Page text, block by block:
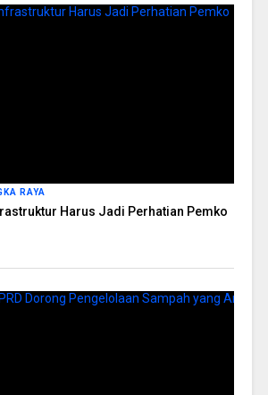
RAYA
Harus Jadi Perhatian Pemko